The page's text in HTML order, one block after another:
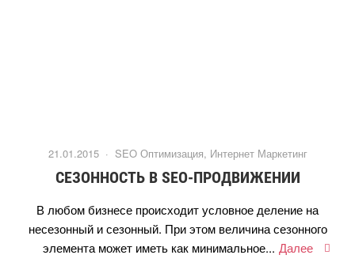
21.01.2015 · SEO Оптимизация, Интернет Маркетин
СЕЗОННОСТЬ В SEO-ПРОДВИЖЕНИИ
любом бизнесе происходит условное деление на
несезонный и сезонный. При этом величина сезонного
элемента может иметь как минимальное... Далее